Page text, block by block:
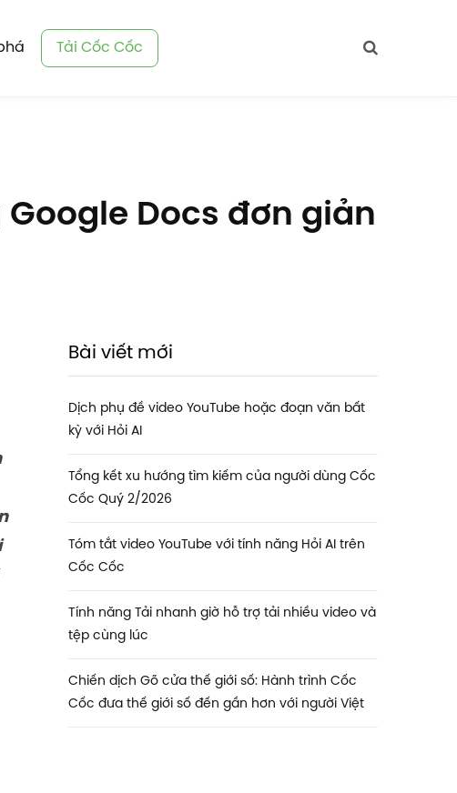
Tải Cốc Cốc
Docs đơn giản
Bài viết mới
Dịch phụ đề video YouTube hoặc đoạn văn bất
kỳ với Hỏi AI
Tổng kết xu hướng tìm kiếm của người dùng Cốc
Cốc Quý 2/2026
Tóm tắt video YouTube với tính năng Hỏi AI trên
Cốc Cốc
Tính năng Tải nhanh giờ hỗ trợ tải nhiều video và
tệp cùng lúc
Chiến dịch Gõ cửa thế giới số: Hành trình Cốc
Cốc đưa thế giới số đến gần hơn với người Việt